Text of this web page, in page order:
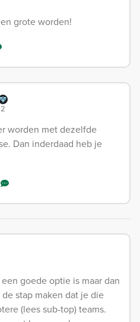
grote worden!
worden met dezelfde
Dan inderdaad heb je
goede optie is maar dan
stap maken dat je die
(lees sub-top) teams.